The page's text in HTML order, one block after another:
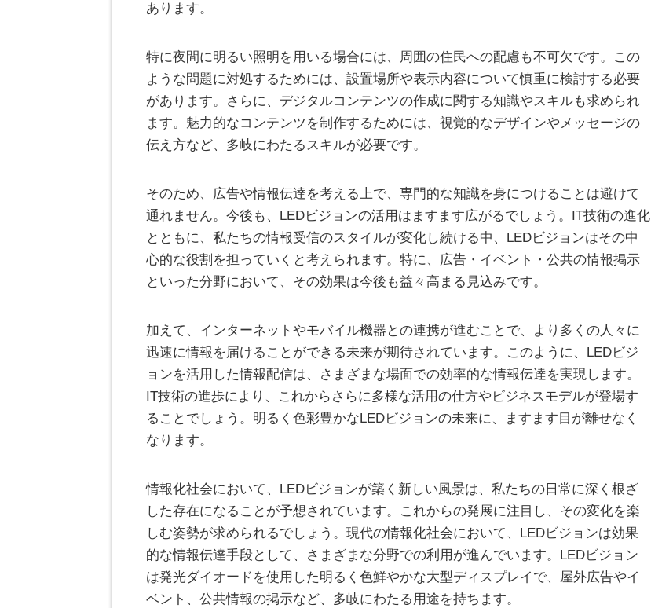
あります。
特に夜間に明るい照明を用いる場合には、周囲の住民への配慮も不可欠です。この
ような問題に対処するためには、設置場所や表示内容について慎重に検討する必要
があります。さらに、デジタルコンテンツの作成に関する知識やスキルも求められ
ます。魅力的なコンテンツを制作するためには、視覚的なデザインやメッセージの
伝え方など、多岐にわたるスキルが必要です。
そのため、広告や情報伝達を考える上で、専門的な知識を身につけることは避けて
通れません。今後も、LEDビジョンの活用はますます広がるでしょう。IT技術の進化
とともに、私たちの情報受信のスタイルが変化し続ける中、LEDビジョンはその中
心的な役割を担っていくと考えられます。特に、広告・イベント・公共の情報掲示
といった分野において、その効果は今後も益々高まる見込みです。
加えて、インターネットやモバイル機器との連携が進むことで、より多くの人々に
迅速に情報を届けることができる未来が期待されています。このように、LEDビジ
ョンを活用した情報配信は、さまざまな場面での効率的な情報伝達を実現します。
IT技術の進歩により、これからさらに多様な活用の仕方やビジネスモデルが登場す
ることでしょう。明るく色彩豊かなLEDビジョンの未来に、ますます目が離せなく
なります。
情報化社会において、LEDビジョンが築く新しい風景は、私たちの日常に深く根ざ
した存在になることが予想されています。これからの発展に注目し、その変化を楽
しむ姿勢が求められるでしょう。現代の情報化社会において、LEDビジョンは効果
的な情報伝達手段として、さまざまな分野での利用が進んでいます。LEDビジョン
は発光ダイオードを使用した明るく色鮮やかな大型ディスプレイで、屋外広告やイ
ベント、公共情報の掲示など、多岐にわたる用途を持ちます。